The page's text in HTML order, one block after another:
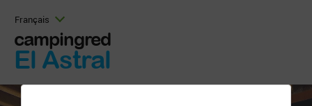
Français
campingred
El Astral